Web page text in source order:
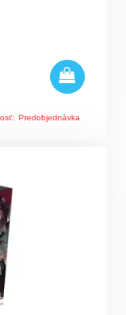
Predobjednávka